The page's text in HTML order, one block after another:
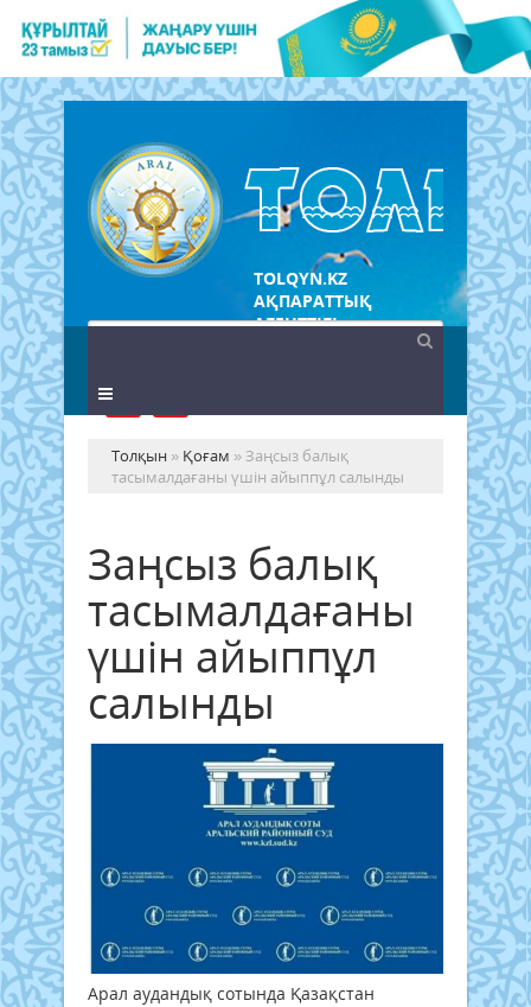
TOLQYN.KZ
АҚПАРАТТЫҚ
АГЕНТТІГІ
Толқын » Қоғам » Заңсыз балық
тасымалдағаны үшін айыппұл салынды
Заңсыз балық
тасымалдағаны
үшін айыппұл
салынды
Арал аудандық сотында Қазақстан